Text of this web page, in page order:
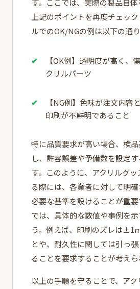
す。ここでは、実際の製品自体
上記のポイントを再度チェッ
ルでのOK/NGの例は以下の通り
【OK例】透明度が高く、
クリルパーツ
【NG例】色味が注文内容
印刷が不鮮明であること
特に品質要求が高い場合、検
し、許容誤差や予備数を設定
す。このように、アクリルグ
る際には、各業者に対して明確
必要な基準を設けることが重
では、具体的な数値や事例を
う。例えば、印刷のズレは
とや、耐久性に関しては引っ
ることを要求することが考えら
以上の手順を守ることで、ア